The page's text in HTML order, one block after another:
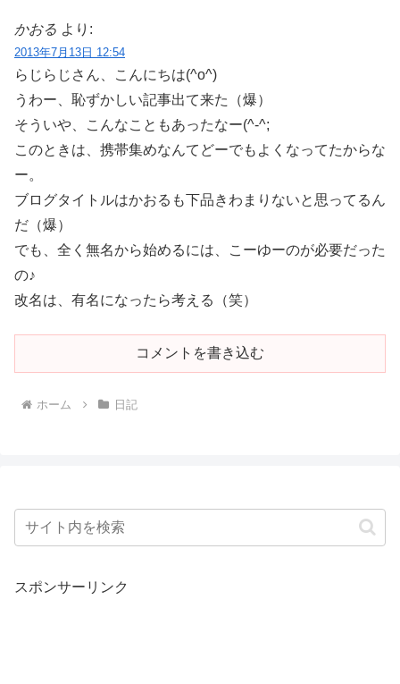
かおる より:
2013年7月13日 12:54
らじらじさん、こんにちは(^o^)
うわー、恥ずかしい記事出て来た（爆）
そういや、こんなこともあったなー(^-^;
このときは、携帯集めなんてどーでもよくなってたからな
ー。
ブログタイトルはかおるも下品きわまりないと思ってるん
だ（爆）
でも、全く無名から始めるには、こーゆーのが必要だった
の♪
改名は、有名になったら考える（笑）
コメントを書き込む
ホーム 日記
スポンサーリンク